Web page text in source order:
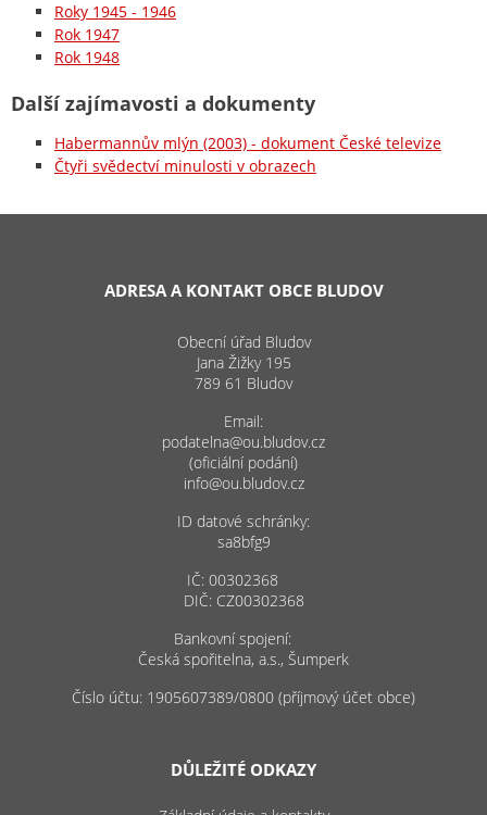
Roky 1945 - 1946
Rok 1947
Rok 1948
Další zajímavosti a dokumenty
Habermannův mlýn (2003) - dokument České televize
Čtyři svědectví minulosti v obrazech
ADRESA A KONTAKT OBCE BLUDOV
Obecní úřad Bludov
Jana Žižky 195
789 61 Bludov
Email:
podatelna@ou.bludov.cz
(oficiální podání)
info@ou.bludov.cz
ID datové schránky:
sa8bfg9
IČ: 00302368
DIČ: CZ00302368
Bankovní spojení:
Česká spořitelna, a.s., Šumperk
Číslo účtu: 1905607389/0800 (příjmový účet obce)
DŮLEŽITÉ ODKAZY